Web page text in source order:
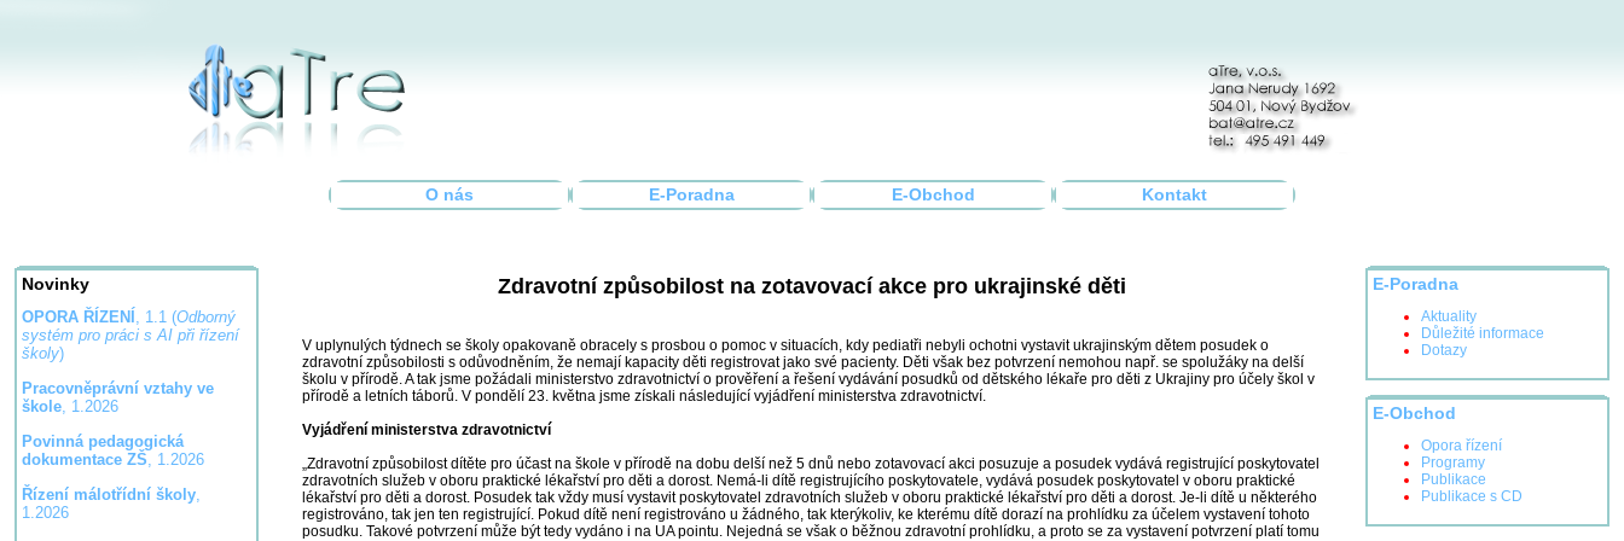
O nás E-Poradna E-Obchod Kontakt
Novinky
OPORA ŘÍZENÍ , 1.1 (Odborný
systém pro práci s AI při řízení
školy)
Pracovněprávní vztahy ve
škole, 1.2026
Povinná pedagogická
dokumentace ZŠ, 1.2026
Řízení málotřídní školy,
1.2026
E-Poradna
Aktuality
Důležité informace
Dotazy
E-Obchod
Opora řízení
Programy
Publikace
Publikace s CD
Zdravotní způsobilost na zotavovací akce pro ukrajinské děti
V uplynulých týdnech se školy opakovaně obracely s prosbou o pomoc v situacích, kdy pediatři nebyli ochotni vystavit ukrajinským dětem posudek o
zdravotní způsobilosti s odůvodněním, že nemají kapacity děti registrovat jako své pacienty. Děti však bez potvrzení nemohou např. se spolužáky na delší
školu v přírodě. A tak jsme požádali ministerstvo zdravotnictví o prověření a řešení vydávání posudků od dětského lékaře pro děti z Ukrajiny pro účely škol v
přírodě a letních táborů. V pondělí 23. května jsme získali následující vyjádření ministerstva zdravotnictví.
Vyjádření ministerstva zdravotnictví
„Zdravotní způsobilost dítěte pro účast na škole v přírodě na dobu delší než 5 dnů nebo zotavovací akci posuzuje a posudek vydává registrující poskytovatel
zdravotních služeb v oboru praktické lékařství pro děti a dorost. Nemá-li dítě registrujícího poskytovatele, vydává posudek poskytovatel v oboru praktické
lékařství pro děti a dorost. Posudek tak vždy musí vystavit poskytovatel zdravotních služeb v oboru praktické lékařství pro děti a dorost. Je-li dítě u některého
registrováno, tak jen ten registrující. Pokud dítě není registrováno u žádného, tak kterýkoliv, ke kterému dítě dorazí na prohlídku za účelem vystavení tohoto
posudku. Takové potvrzení může být tedy vydáno i na UA pointu. Nejedná se však o běžnou zdravotní prohlídku, a proto se za vystavení potvrzení platí tomu